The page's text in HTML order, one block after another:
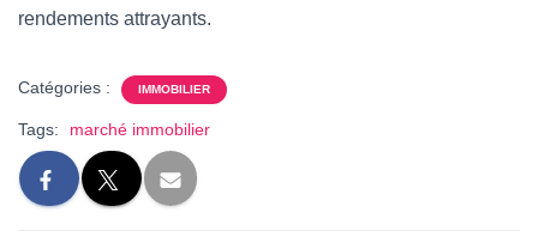
rendements attrayants.
Catégories : IMMOBILIER
Tags: marché immobilier